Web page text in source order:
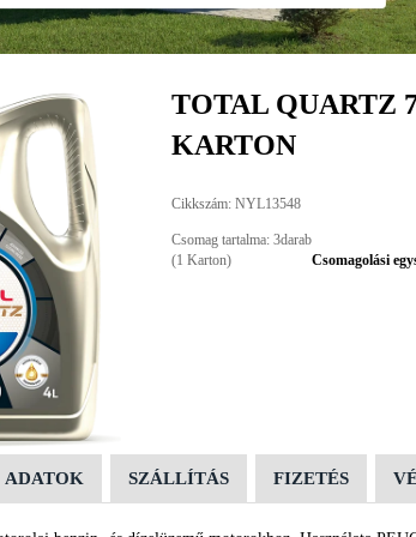
TOTAL QUARTZ
KARTON
Cikkszám: NYL13548
Csomag tartalma: 3darab
(1 Karton)
Csomagolási
ADATOK SZÁLLÍTÁS FIZETÉS